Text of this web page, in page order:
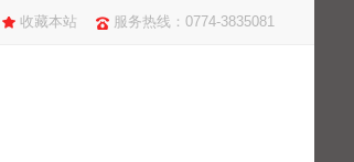
收藏本站 服务热线：0774-3835081